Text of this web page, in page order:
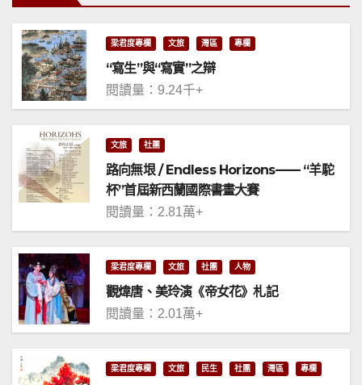
梁君度專欄 文旅 灣區 專欄
“寫生”與“寫實”之辯
閱讀量：9.24千+
文旅 社團
路向無垠 / Endless Horizons—— “羊駝
杯”首屆新西蘭國際書畫大賽
閱讀量：2.81萬+
梁君度專欄 文旅 社團 人物
觀煒唐、美玲演《帝女花》札記
閱讀量：2.01萬+
梁君度專欄 文旅 民生 社團 灣區 專欄